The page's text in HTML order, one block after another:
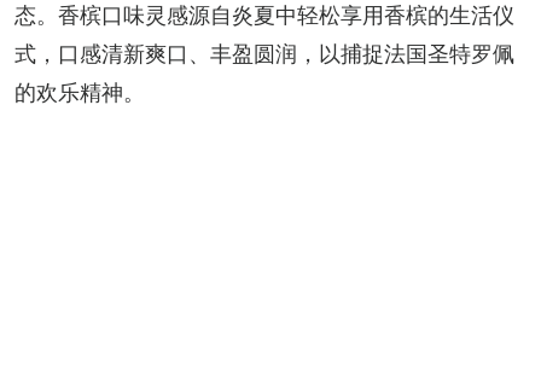
态。香槟口味灵感源自炎夏中轻松享用香槟的生活仪
式，口感清新爽口、丰盈圆润，以捕捉法国圣特罗佩
的欢乐精神。